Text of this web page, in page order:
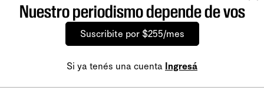
Nuestro periodismo depende de vos
Suscribite por $255/mes
Si ya tenés una cuenta Ingresá